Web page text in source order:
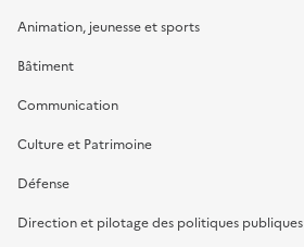
Animation, jeunesse et sports
Bâtiment
Communication
Culture et Patrimoine
Défense
Direction et pilotage des politiques publiques